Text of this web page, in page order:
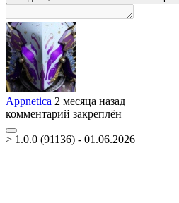
Appnetica 2 месяца назад
комментарий закреплён
> 1.0.0 (91136) - 01.06.2026